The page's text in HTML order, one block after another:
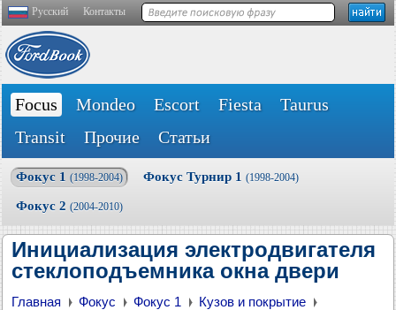
Русский Контакты
Focus Mondeo Escort Fiesta
Taurus
Transit
Прочие Статьи
Фокус 1 (1998-2004) Фокус Турнир 1 (1998-2004)
Фокус 2 (2004-2010)
Инициализация электродвигателя
стеклоподъемника окна двери
Главная Фокус Фокус 1
Кузов и покрытие